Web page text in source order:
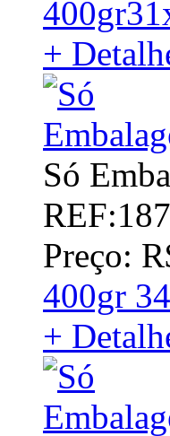
+
Só
Preço:
400gr
+